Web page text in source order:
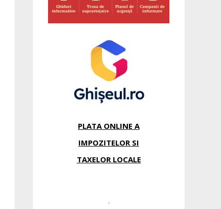
PLATA ONLINE A
IMPOZITELOR SI
TAXELOR LOCALE
.